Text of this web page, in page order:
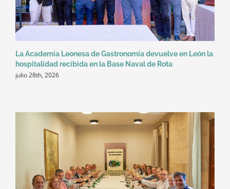
La Academia Leonesa de Gastronomía devuelve en León la
hospitalidad recibida en la Base Naval de Rota
julio 28th, 2026